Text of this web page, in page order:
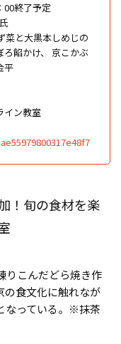
00終了予定
菜と大黒本しめじの
餡かけ、 京こかぶ
平
イン教室
！旬の食材を楽
りこんだどら焼き作
の食文化に触れなが
なっている。※抹茶